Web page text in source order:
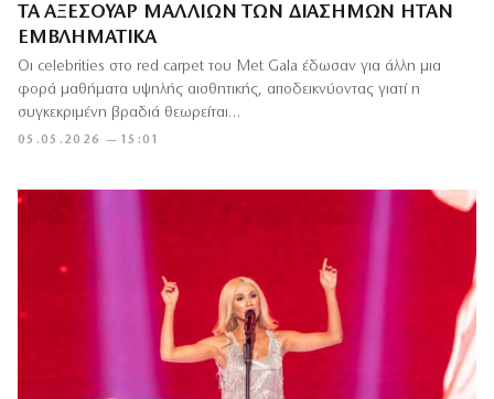
ΤΑ ΑΞΕΣΟΥΆΡ ΜΑΛΛΙΏΝ ΤΩΝ ΔΙΑΣΉΜΩΝ ΉΤΑΝ
ΕΜΒΛΗΜΑΤΙΚΆ
05.05.2026 — 15:01
Οι celebrities στο red carpet του Met Gala έδωσαν για άλλη μια
φορά μαθήματα υψηλής αισθητικής, αποδεικνύοντας γιατί η
συγκεκριμένη βραδιά θεωρείται…